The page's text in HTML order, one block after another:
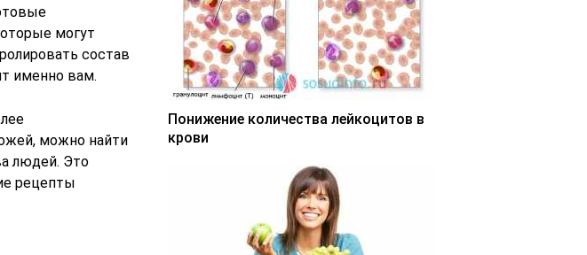
могут
состав
именно вам.
можно найти
людей. Это
рецепты
Понижение количества лейкоцитов в
крови